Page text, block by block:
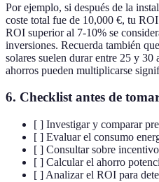
Por ejemplo, si después de la
coste total fue de 10,000 €, tu
ROI superior al 7-10% se
inversiones. Recuerda también
solares suelen durar entre 25 y
ahorros pueden multiplicarse
6. Checklist antes de
[ ] Investigar y comparar
[ ] Evaluar el consumo
[ ] Consultar sobre
[ ] Calcular el ahorro
[ ] Analizar el ROI para